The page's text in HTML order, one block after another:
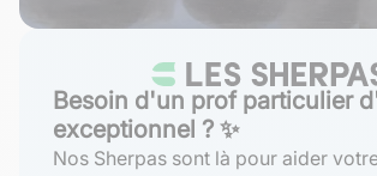
Besoin d'un prof particulier
exceptionnel ? ✨
Nos Sherpas sont là pour aider